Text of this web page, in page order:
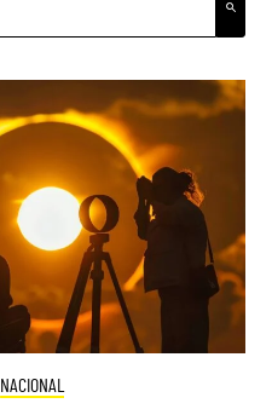
NACIONAL